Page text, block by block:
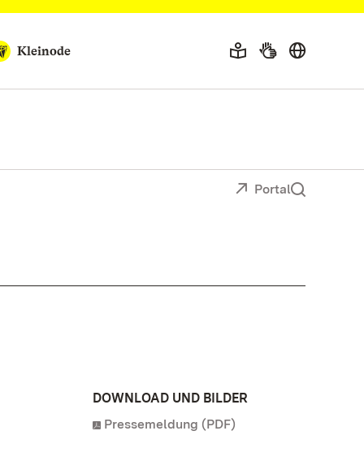
Kleinode
Portal
DOWNLOAD UND BILDER
Pressemeldung (PDF)